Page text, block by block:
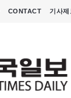
CONTACT 기사제